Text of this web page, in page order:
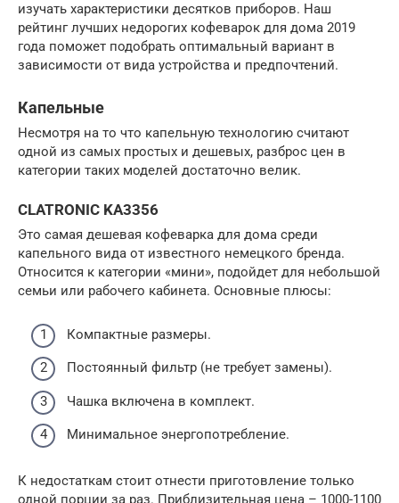
изучать характеристики десятков приборов. Наш
рейтинг лучших недорогих кофеварок для дома 2019
года поможет подобрать оптимальный вариант в
зависимости от вида устройства и предпочтений.
Капельные
Несмотря на то что капельную технологию считают
одной из самых простых и дешевых, разброс цен в
категории таких моделей достаточно велик.
CLATRONIC KA3356
Это самая дешевая кофеварка для дома среди
капельного вида от известного немецкого бренда.
Относится к категории «мини», подойдет для небольшой
семьи или рабочего кабинета. Основные плюсы:
Компактные размеры.
Постоянный фильтр (не требует замены).
Чашка включена в комплект.
Минимальное энергопотребление.
К недостаткам стоит отнести приготовление только
одной порции за раз. Приблизительная цена – 1000-1100